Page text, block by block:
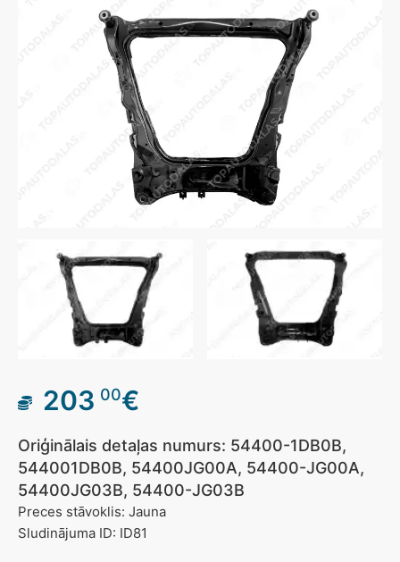
203 00€
Oriģinālais detaļas numurs: 54400-1DB0B,
544001DB0B, 54400JG00A, 54400-JG00A,
54400JG03B, 54400-JG03B
Preces stāvoklis: Jauna
Sludinājuma ID: ID81